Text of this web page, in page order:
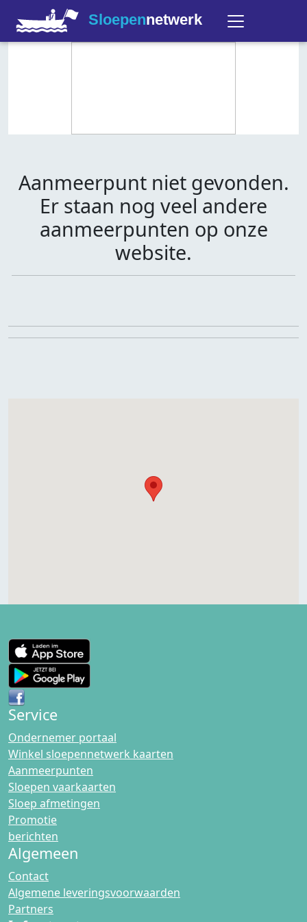
Sloepennetwerk
Aanmeerpunt niet gevonden.
Er staan nog veel andere
aanmeerpunten op onze
website.
Service
Ondernemer portaal
Winkel sloepennetwerk kaarten
Aanmeerpunten
Sloepen vaarkaarten
Sloep afmetingen
Promotie
berichten
Algemeen
Contact
Algemene leveringsvoorwaarden
Partners